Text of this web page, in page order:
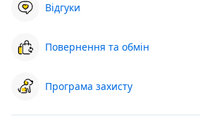
Відгуки
Повернення та обмін
Програма захисту